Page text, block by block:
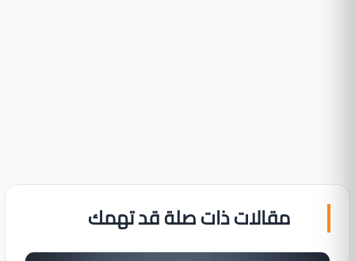
مقالات ذات صلة قد تهمك